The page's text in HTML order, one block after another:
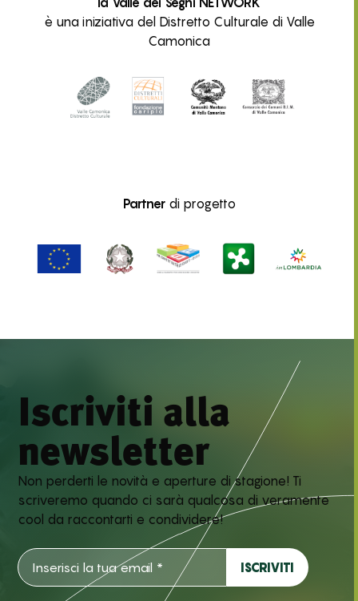
è una iniziativa del Distretto Culturale di Valle
Camonica
Partnerdi progetto
Iscriviti alla
newsletter
Non perderti le novità e aperture di stagione! Ti
scriveremo quando ci sarà qualcosa di veramente
cool da raccontarti e condividere!